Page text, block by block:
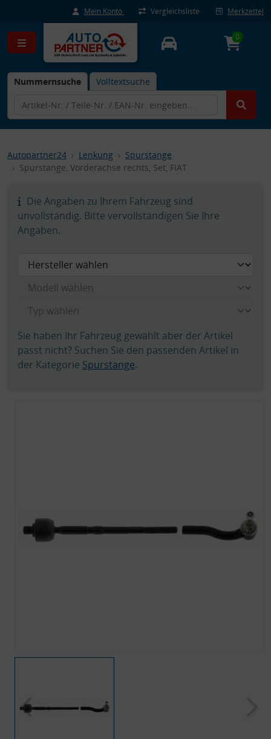
Mein Konto Vergleichsliste Merkzettel
Nummernsuche Volltextsuche
0
Autopartner24 Lenkung
Spurstange
Spurstange, Vorderachse rechts, Set, FIAT
Die Angaben zu Ihrem Fahrzeug sind
unvollständig. Bitte vervollständigen Sie Ihre
Angaben.
Sie haben Ihr Fahrzeug gewählt aber der Artikel
passt nicht? Suchen Sie den passenden Artikel in
der Kategorie Spurstange.